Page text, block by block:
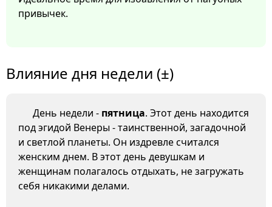
привычек.
Влияние дня недели (±)
День недели - пятница. Этот день находится
под эгидой Венеры - таинственной, загадочной
и светлой планеты. Он издревле считался
женским днем. В этот день девушкам и
женщинам полагалось отдыхать, не загружать
себя никакими делами.